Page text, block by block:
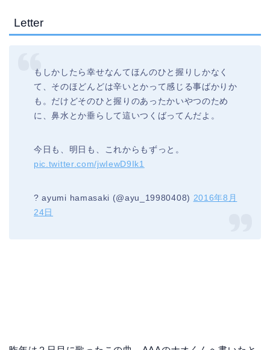
Letter
もしかしたら幸せなんてほんのひと握りしかなく
て、そのほどんどは辛いとかって感じる事ばかりか
も。だけどそのひと握りのあったかいやつのため
に、鼻水とか垂らして這いつくばってんだよ。
今日も、明日も、これからもずっと。
pic.twitter.com/jwIewD9Ik1
? ayumi hamasaki (@ayu_19980408) 2016年8月
24日